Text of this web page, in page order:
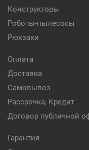
Конструкторы
Роботы-пылесосы
Рюкзаки
Оплата
Доставка
Самовывоз
Рассрочка, Кредит
Договор публичной
Гарантия